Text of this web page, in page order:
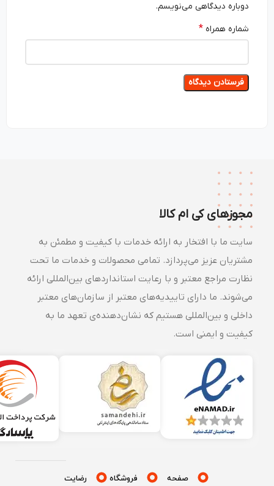
دوباره دیدگاهی می‌نویسم.
شماره همراه*
مجوزهای کی ام کالا
سایت ما با افتخار به ارائه خدمات با کیفیت و مطمئن به
مشتریان عزیز می‌پردازد. تمامی محصولات و خدمات ما تحت
نظارت مراجع معتبر و با رعایت استانداردهای بین‌المللی ارائه
می‌شوند. ما دارای تاییدیه‌های معتبر از سازمان‌های معتبر
داخلی و بین‌المللی هستیم که نشان‌دهنده‌ی تعهد ما به
کیفیت و ایمنی است.
صفحه
فروشگاه
رضایت